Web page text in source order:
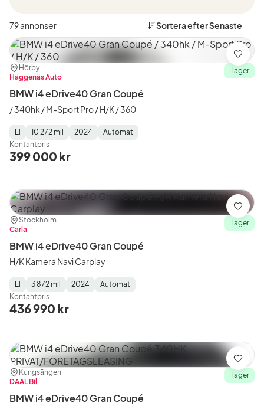
79 annonser Sortera efterSenaste
Plats:
Hörby
Återförsäljare:
Häggenäs Auto
I lager
BMW i4 eDrive40 Gran Coupé
/ 340hk / M-Sport Pro / H/K / 360
Fuel
Type:
El
Mätarställning
10 272 mil
Model
Year:
2024
Gearbox
Type:
Automat
Kontantpris
399 000 kr
Spara
Plats:
Stockholm
Återförsäljare:
Carla
I lager
BMW i4 eDrive40 Gran Coupé
H/K Kamera Navi Carplay
Fuel
Type:
El
Mätarställning :
3 872 mil
Model
Year:
2024
Gearbox
Type:
Automat
Kontantpris
436 990 kr
Spara
Plats:
Kungsängen
Återförsäljare:
DAAL Bil
I lager
BMW i4 eDrive40 Gran Coupé
Spara